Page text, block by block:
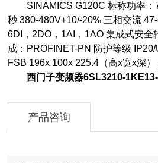
SINAMICS G120C 标称功率：
秒 380-480V+10/-20% 三相交流
6DI，2DO，1AI，1AO 集成式安全
成：PROFINET-PN 防护等级 IP20/
FSB 196x 100x 225.4（高x宽x深
西门子变频器6SL3210-
产品咨询